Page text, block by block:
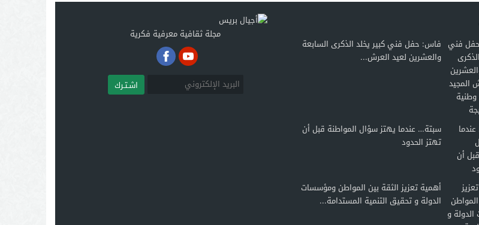
فاس: حفل فني كبير يخلد الذكرى السابعة
والعشرين لعيد العرش...
سبتة… عندما يهتز سؤال المواطنة قبل أن
تهتز الحدود
أهمية تعزيز الثقة بين المواطن ومؤسسات
الدولة و تحقيق التنمية المستدامة...
مجلة ثقافية معرفية فكرية
اشـتـرك